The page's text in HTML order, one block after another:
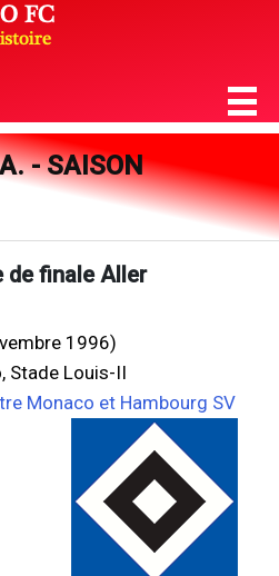
- SAISON
de finale Aller
1996)
Stade Louis-II
Monaco et Hambourg SV